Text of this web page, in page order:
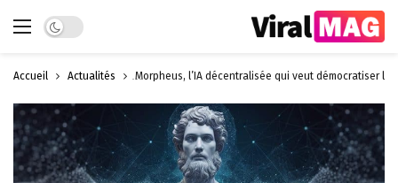
Dark mode
Accueil Actualités Morpheus, l’IA décentralisée qui veut démocratiser